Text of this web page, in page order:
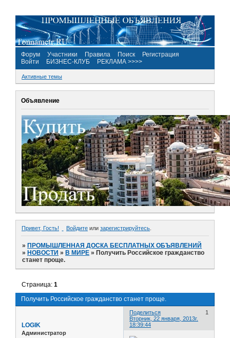
Форум Участники Правила Поиск
Регистрация
Войти
БИЗНЕС-КЛУБ РЕКЛАМА >>>>
Активные темы
Объявление
Привет, Гость! Войдите или зарегистрируйтесь
»ПРОМЫШЛЕННАЯ ДОСКА БЕСПЛАТНЫХ ОБЪЯВЛЕНИЙ
»НОВОСТИ »В МИРЕ »Получить Российское гражданство
станет проще.
Получить Российское гражданство станет проще.
Страница:1
Поделиться
1
Вторник, 22 января, 2013г.
18:39:44
LOGIK
Администратор